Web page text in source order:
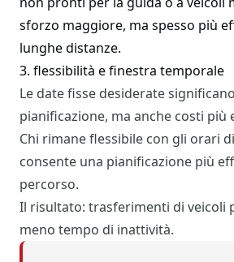
sforzo maggiore, ma spesso più
lunghe distanze.
3. flessibilità e finestra temporale
Le date fisse desiderate
pianificazione, ma anche costi più
Chi rimane flessibile con gli orari
consente una pianificazione più
percorso.
Il risultato: trasferimenti di veicoli
meno tempo di inattività.